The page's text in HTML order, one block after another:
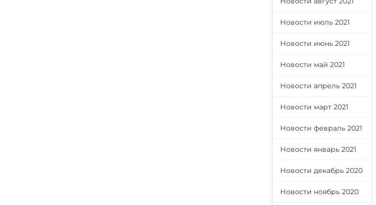
Новости июль 2021
Новости июнь 2021
Новости май 2021
Новости апрель 2021
Новости март 2021
Новости февраль 2021
Новости январь 2021
Новости декабрь 2020
Новости ноябрь 2020